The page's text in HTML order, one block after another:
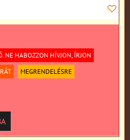
NE HABOZZON HÍVJON, ÍRJON
MEGRENDELÉSRE